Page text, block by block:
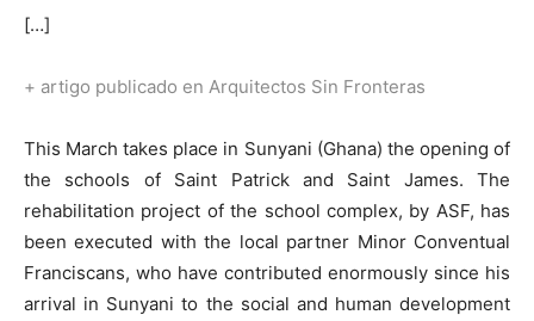
[…]
+ artigo publicado en Arquitectos Sin Fronteras
This March takes place in Sunyani (Ghana) the opening of
the schools of Saint Patrick and Saint James. The
rehabilitation project of the school complex, by ASF, has
been executed with the local partner Minor Conventual
Franciscans, who have contributed enormously since his
arrival in Sunyani to the social and human development